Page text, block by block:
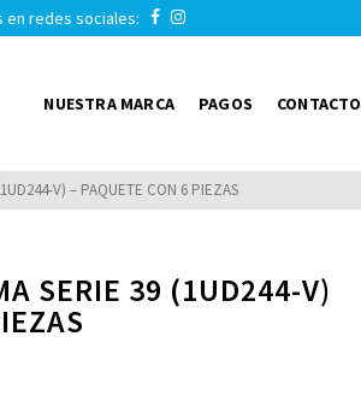
redes sociales:
NUESTRA MARCA PAGOS CONTACTO
V) – PAQUETE CON 6 PIEZAS
SERIE 39 (1UD244-V)